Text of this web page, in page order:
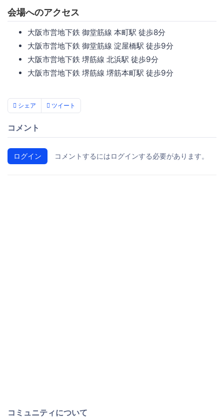
会場へのアクセス
大阪市営地下鉄 御堂筋線 本町駅 徒歩8分
大阪市営地下鉄 御堂筋線 淀屋橋駅 徒歩9分
大阪市営地下鉄 堺筋線 北浜駅 徒歩9分
大阪市営地下鉄 堺筋線 堺筋本町駅 徒歩9分
シェア ツイート
コメント
ログイン コメントするにはログインする必要があります。
コミュニティについて